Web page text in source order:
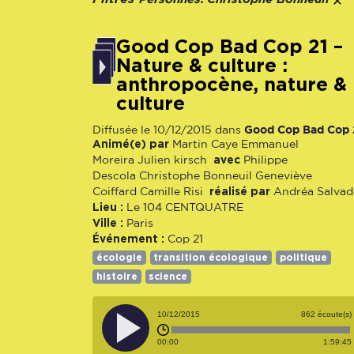
Good Cop Bad Cop 21 –
Nature & culture :
anthropocène, nature &
culture
Diffusée le 10/12/2015 dans Good Cop Bad Cop
Animé(e) par Martin Caye Emmanuel
Moreira
Julien kirsch avec Philippe
Descola Christophe Bonneuil Geneviève
Coiffard Camille Risi réalisé par Andréa
Lieu : Le 104 CENTQUATRE
Ville : Paris
Événement : Cop 21
écologie transition écologique
politique
histoire
science
10/12/2015 862 écoute(s)
00:00 1:59:45